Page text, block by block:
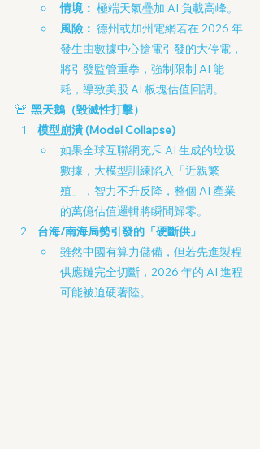
情境： 極端天氣疊加 AI 負載高峰。
風險： 德州或加州電網若在 2026 年
發生由數據中心搶電引發的大停電，
將引發監管重拳，強制限制 AI 能
耗，導致美股 AI 板塊估值回調。
🚨 黑天鵝（毀滅性打擊）
模型崩潰 (Model Collapse)
如果全球互聯網充斥 AI 生成的垃圾
數據，大模型訓練陷入「近親繁
殖」，智力不升反降，整個 AI 產業
的萬億估值邏輯將瞬間歸零。
台海/南海局勢引發的「硬斷供」
雖然中國有算力儲備，但若先進製程
供應鏈完全切斷，2026 年的 AI 進程
可能被迫硬著陸。